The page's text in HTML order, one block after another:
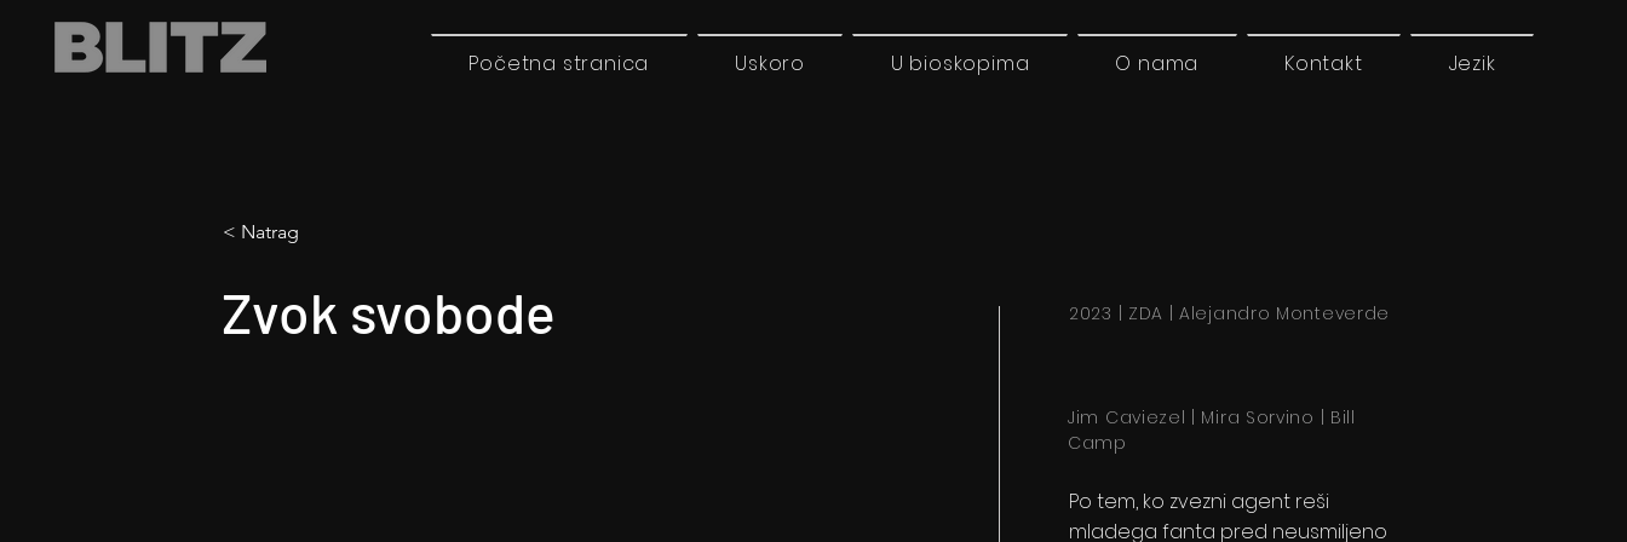
Početna stranica Uskoro U bioskopima O nama Kontakt Jezik
< Natrag
Zvok svobode 2023 | ZDA | Alejandro Monteverde
Jim Caviezel | Mira Sorvino | Bill
Camp
Po tem, ko zvezni agent reši
mladega fanta pred neusmiljeno